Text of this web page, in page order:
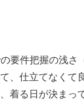
要件把握の浅さ
、仕立てなくて
着る日が決まっ